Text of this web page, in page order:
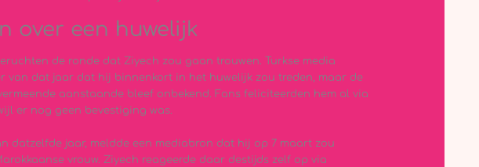
over een huwelijk
de ronde dat Ziyech zou gaan trouwen. Turkse media
van dat jaar dat hij binnenkort in het huwelijk zou treden, maar de
aanstaande bleef onbekend. Fans feliciteerden hem al via
er nog geen bevestiging was.
datzelfde jaar, meldde een mediabron dat hij op 7 maart zou
vrouw. Ziyech reageerde daar destijds zelf op via